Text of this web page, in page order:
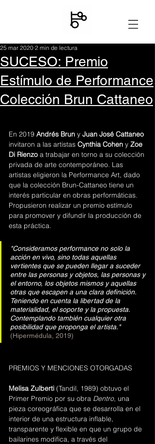
SUCESO: Premio
Estímulo de Performance
Colección Brun Cattaneo
25 mar 2020 2 min de lectura
En 2019 Andrés Brun y Juan José Cattaneo
invitaron a las artistas Cynthia Cohen y Zoe
Di Rienzo a trabajar en torno a su colección
privada de arte contemporáneo. Las
artistas eligieron la Performance Art, dado
que la colección Brun-Cattaneo tiene un
interés particular en obras performáticas.
Propusieron realizar un premio estímulo
para promover y difundir la producción de
esta práctica.
"Consideramos performance no solo la
acción en vivo, sino todas aquellas
vertientes que se pueden llegar a suceder
entre las personas y objetos, las personas y
el entorno, los objetos mismos y aquellas
otras que escapen a una clara definición.
Teniendo en cuenta la libertad de la
materialidad, el soporte y la propuesta.
Contemplando también cualquier otra
posibilidad que proponga el artista."
(Hipermédula, 2019)
PREMIOS Y MENCIONES OTORGADAS
Melisa Zulberti (Tandil, 1989) obtuvo el
Primer Premio por su obra Dentro, una
pieza coreográfica que se desarrolla en el
interior de una estructura inflable,
transparente y flexible en que un grupo de
bailarines modifica, a través del